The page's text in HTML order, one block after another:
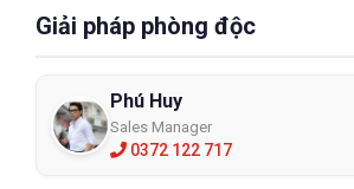
Giải pháp phòng độc
Phú Huy
Sales Manager
0372 122 717